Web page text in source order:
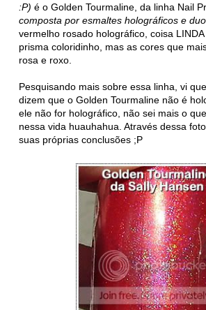
:P) é o Golden Tourmaline, da linha Nail
composta por esmaltes holográficos e
vermelho rosado holográfico, coisa LINDA
prisma coloridinho, mas as cores que
rosa e roxo.
Pesquisando mais sobre essa linha, vi
dizem que o Golden Tourmaline não é
ele não for holográfico, não sei mais o
nessa vida huauhahua. Através dessa
suas próprias conclusões ;P